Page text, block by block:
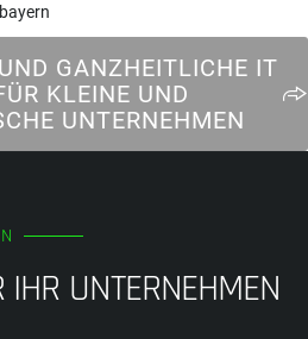
GANZHEITLICHE IT
KLEINE UND
UNTERNEHMEN
IHR UNTERNEHMEN